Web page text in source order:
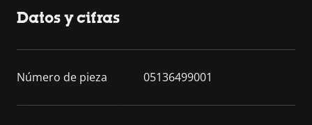
Datos y cifras
Número de pieza 05136499001